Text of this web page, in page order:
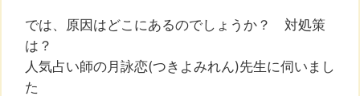
では、原因はどこにあるのでしょうか？ 対処策
は？
人気占い師の月詠恋(つきよみれん)先生に伺いまし
た